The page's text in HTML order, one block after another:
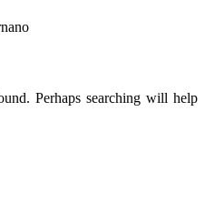
Perhaps searching will help